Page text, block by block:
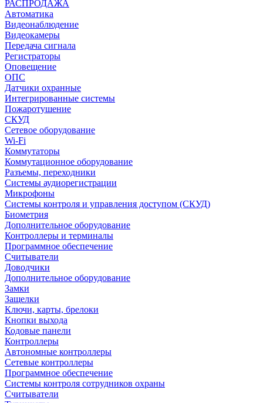
РАСПРОДАЖА
Автоматика
Видеонаблюдение
Видеокамеры
Передача сигнала
Регистраторы
Оповещение
ОПС
Датчики охранные
Интегрированные системы
Пожаротушение
СКУД
Сетевое оборудование
Wi-Fi
Коммутаторы
Коммутационное оборудование
Разъемы, переходники
Системы аудиорегистрации
Микрофоны
Системы контроля и управления доступом (СКУД)
Биометрия
Дополнительное оборудование
Контроллеры и терминалы
Программное обеспечение
Считыватели
Доводчики
Дополнительное оборудование
Замки
Защелки
Ключи, карты, брелоки
Кнопки выхода
Кодовые панели
Контроллеры
Автономные контроллеры
Сетевые контроллеры
Программное обеспечение
Системы контроля сотрудников охраны
Считыватели